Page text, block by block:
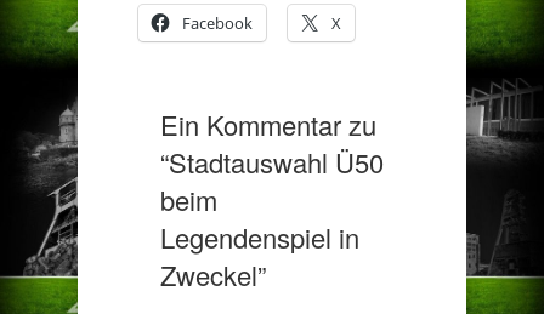
Facebook X
Ein Kommentar zu
“Stadtauswahl Ü50
beim
Legendenspiel in
Zweckel”